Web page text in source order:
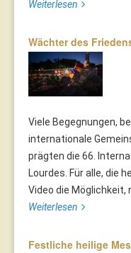
Weiterlesen
Wächter des
Viele Begegnungen,
internationale
prägten die 66.
Lourdes. Für alle, die
Video die Möglichkeit,
Weiterlesen
Festliche heilige